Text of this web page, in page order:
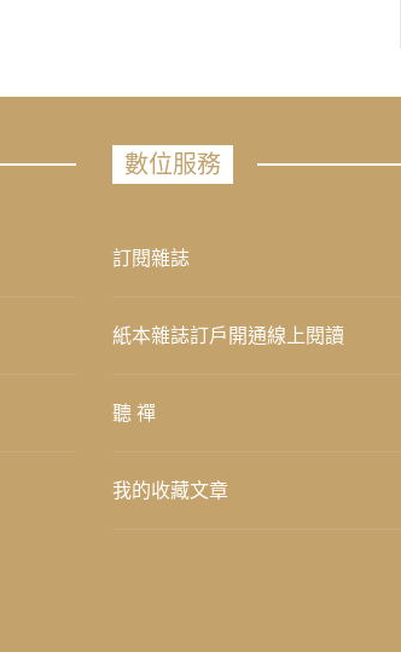
數位服務
訂閱雜誌
紙本雜誌訂戶開通線上閱讀
聽 禪
我的收藏文章